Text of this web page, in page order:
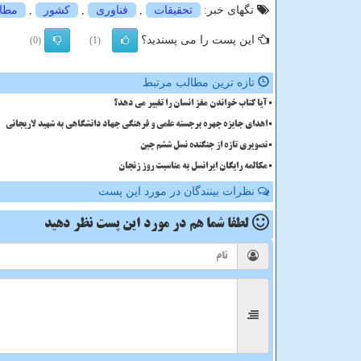
تگهای خبر: تحقیقات فناوری كشور
این پست را می پسندید؟ (1)
(0)
تازه ترین مطالب مرتبط
آیا کتاب خواندن مغز انسان را تغییر می دهد؟
اهدای جایزه چهره برجسته علمی و فرهنگی جهاد دانشگاهی به شهید لاریجانی
تصویری تازه از جنگنده نسل ششم چین
مکالمه رایگان ایرانسل به مناسبت روز زنجان
نظرات بینندگان در مورد این پست
لطفا شما هم در مورد این پست نظر دهید